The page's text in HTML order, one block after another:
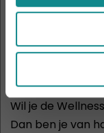
KOM EENS
Wil je de
Dan ben je van